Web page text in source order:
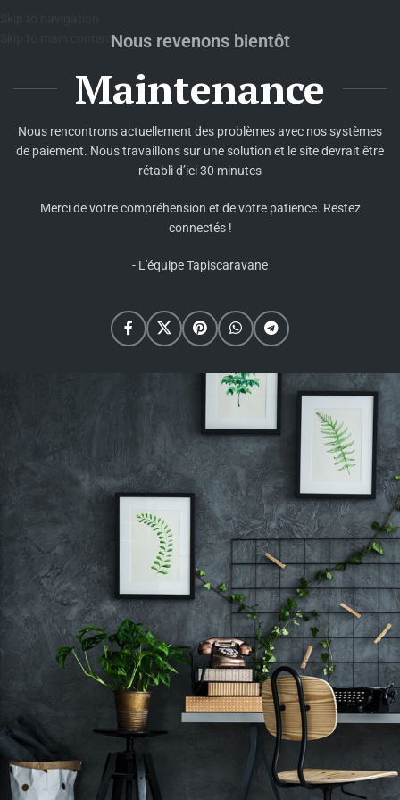
Skip to main contentNous revenons bientôt
Maintenance
Nous rencontrons actuellement des problèmes avec nos systèmes
de paiement. Nous travaillons sur une solution et le site devrait être
rétabli d’ici 30 minutes
Merci de votre compréhension et de votre patience. Restez
connectés !
- L'équipe Tapiscaravane